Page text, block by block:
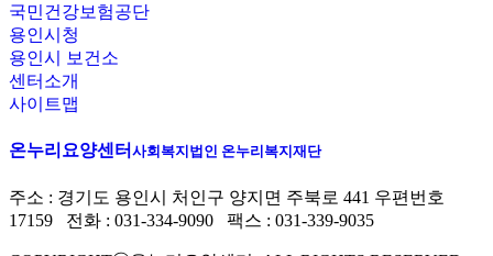
국민건강보험공단
용인시청
용인시 보건소
센터소개
사이트맵
온누리요양센터 사회복지법인 온누리복지재단
주소 : 경기도 용인시 처인구 양지면 주북로 441 우편번호
17159 전화 : 031-334-9090 팩스 : 031-339-9035